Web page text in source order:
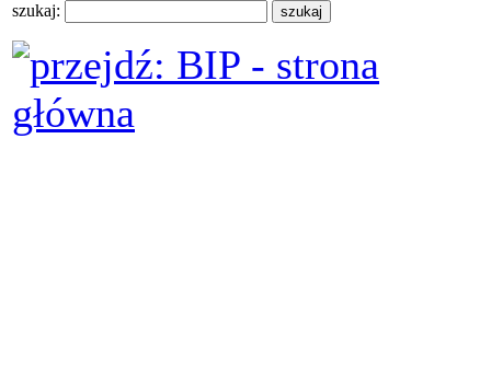
szukaj: